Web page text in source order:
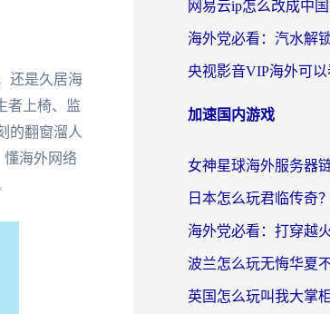
还是久居海
者上椅、监
的翻窗溜人
懂海外网络
加速国内游戏